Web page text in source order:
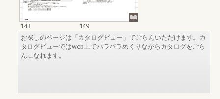
148
149
お探しのページは「カタログビュー」でごらんいただけます。カ
タログビューではweb上でパラパラめくりながらカタログをごら
んになれます。